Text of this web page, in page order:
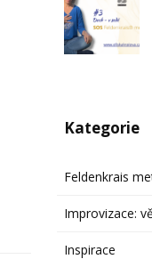
Kategorie
Feldenkrais
Improvizace:
Inspirace